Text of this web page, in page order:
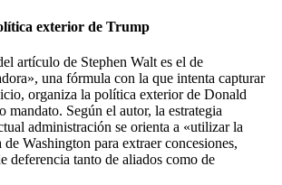
exterior de Trump
artículo de Stephen Walt es el de
una fórmula con la que intenta capturar
organiza la política exterior de Donald
mandato. Según el autor, la estrategia
administración se orienta a «utilizar la
Washington para extraer concesiones,
deferencia tanto de aliados como de